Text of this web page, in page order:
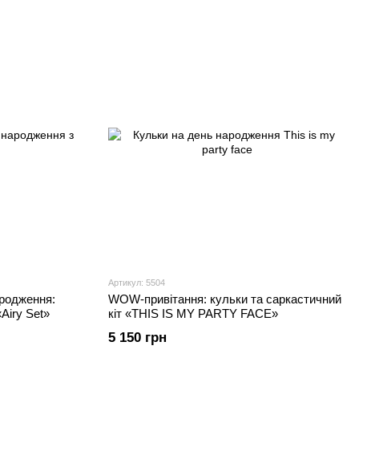
Set»
Артикул: 5504
WOW-привітання: кульки та саркастичний
кіт «THIS IS MY PARTY FACE»
5 150 грн